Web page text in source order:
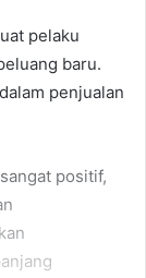
pelaku
baru.
penjualan
positif,